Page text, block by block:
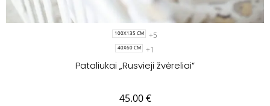
100X135 CM +5
40X60 CM +1
Pataliukai „Rusvieji žvėreliai“
45.00€